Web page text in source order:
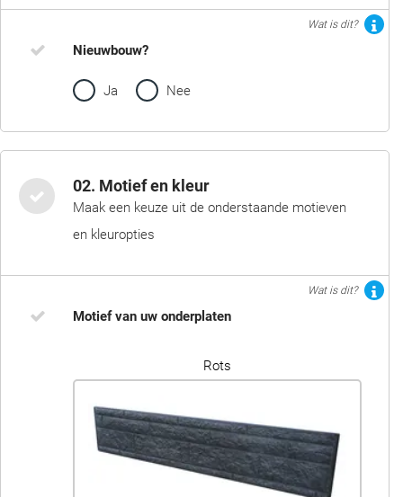
Wat is dit?
Nieuwbouw?
Ja Nee
02. Motief en kleur
Maak een keuze uit de onderstaande motieven
en kleuropties
Wat is dit?
Motief van uw onderplaten
Rots